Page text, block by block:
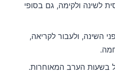
לשינה ולקימה, גם בסופי
השינה, ולעבור לקריאה,
בשעות הערב המאוחרות.